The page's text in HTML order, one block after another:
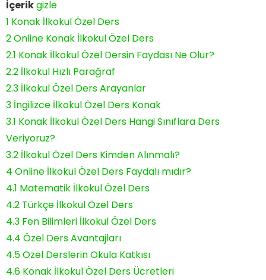
İçerikgizle
1 Konak İlkokul Özel Ders
2Online Konak İlkokul Özel Ders
2.1 Konak İlkokul Özel Dersin Faydası Ne Olur?
2.2 İlkokul Hızlı Parağraf
2.3 İlkokul Özel Ders Arayanlar
3 İngilizce İlkokul Özel Ders Konak
3.1 Konak İlkokul Özel Ders Hangi Sınıflara Ders
Veriyoruz?
3.2 İlkokul Özel Ders Kimden Alınmalı?
4 Online İlkokul Özel Ders Faydalı mıdır?
4.1 Matematik İlkokul Özel Ders
4.2 Türkçe İlkokul Özel Ders
4.3 Fen Bilimleri İlkokul Özel Ders
4.4 Özel Ders Avantajları
4.5Özel Derslerin Okula Katkısı
4.6 Konak İlkokul Özel Ders Ücretleri